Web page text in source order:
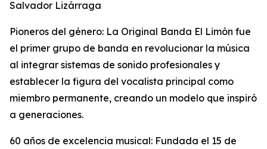
Salvador Lizárraga
Pioneros del género: La Original Banda El Limón fue
el primer grupo de banda en revolucionar la música
al integrar sistemas de sonido profesionales y
establecer la figura del vocalista principal como
miembro permanente, creando un modelo que inspiró
a generaciones.
60 años de excelencia musical: Fundada el 15 de